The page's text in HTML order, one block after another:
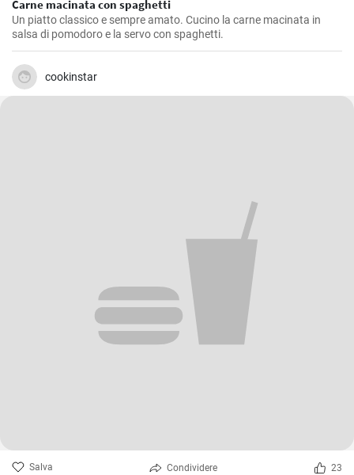
Carne macinata con spaghetti
Un piatto classico e sempre amato. Cucino la carne macinata in
salsa di pomodoro e la servo con spaghetti.
cookinstar
Salva Condividere 23